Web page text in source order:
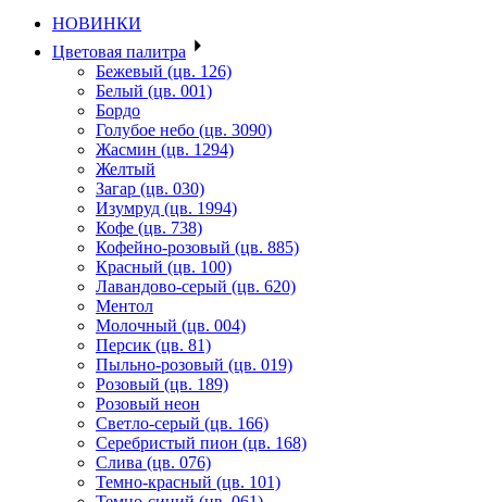
НОВИНКИ
Цветовая палитра
Бежевый (цв. 126)
Белый (цв. 001)
Бордо
Голубое небо (цв. 3090)
Жасмин (цв. 1294)
Желтый
Загар (цв. 030)
Изумруд (цв. 1994)
Кофе (цв. 738)
Кофейно-розовый (цв. 885)
Красный (цв. 100)
Лавандово-серый (цв. 620)
Ментол
Молочный (цв. 004)
Персик (цв. 81)
Пыльно-розовый (цв. 019)
Розовый (цв. 189)
Розовый неон
Светло-серый (цв. 166)
Серебристый пион (цв. 168)
Слива (цв. 076)
Темно-красный (цв. 101)